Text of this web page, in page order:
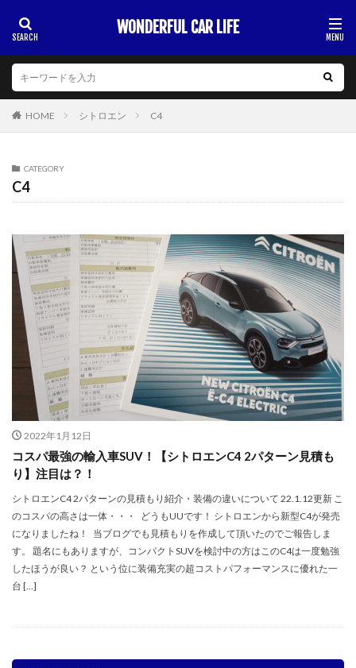
WONDERFUL CAR LIFE
HOME シトロエン C4
CATEGORY
C4
2022年1月12日
コスパ最強の輸入車SUV！【シトロエンC4 2パターン見積も
り】注目は？！
シトロエンC4 2パターンの見積もり紹介・装備の違いについて 22.1.12更新 こ
のコスパの高さは一体・・・ どうもUUです！ シトロエンから新型C4が発売
になりましたね！ 当ブログでも見積もりを作成して頂いたのでご報告しま
す。 題名にもありますが、コンパクトSUVを検討中の方はこのC4は一度勉強
したほうが良い？ という位に装備充実の超コストパフォーマンスに優れた一
台 […]